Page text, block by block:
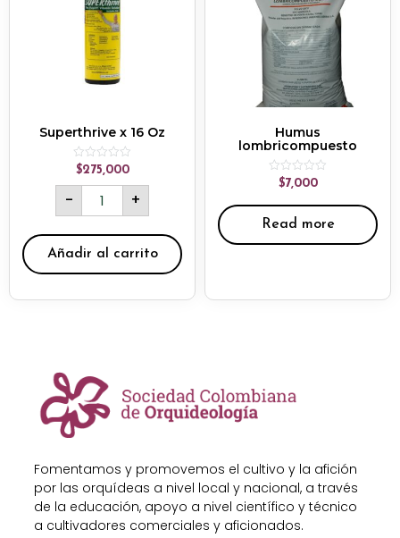
Superthrive x 16 Oz
Rated
0
out
$275,000
- +
Añadir al carrito
Humus
lombricompuesto
Rated
5
$7,000
Read more
Fomentamos y promovemos el cultivo y la afición
por las orquídeas a nivel local y nacional, a través
de la educación, apoyo a nivel científico y técnico
a cultivadores comerciales y aficionados.